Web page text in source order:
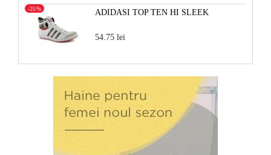
ADIDASI TOP TEN HI SLEEK
-25%
54.75 lei